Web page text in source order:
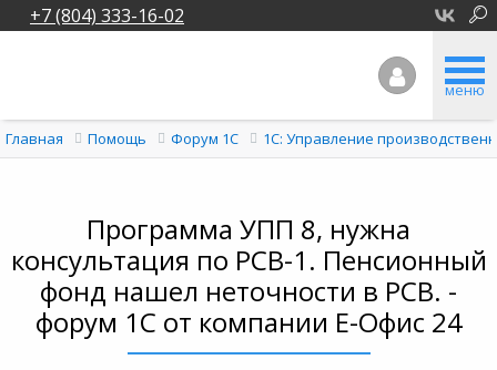
+7 (804) 333-16-02
меню
Главная Помощь Форум 1C 1С: Управление
Программа УПП 8, нужна
консультация по РСВ-1. Пенсионный
фонд нашел неточности в РСВ. -
форум 1С от компании Е-Офис 24